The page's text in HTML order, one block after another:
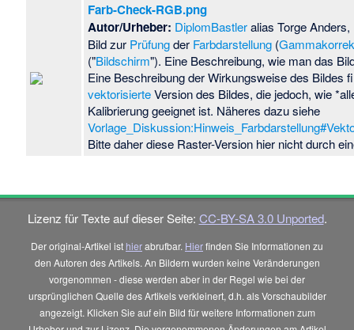
Farb-Check-RGB.png
Autor/Urheber: DiplomBastleralias Torge Anders,
Bild zur Prüfungder Farbdarstellung (
("Bildschirm"). Eine Beschreibung, wie man das
Eine Beschreibung der Wirkungsweise des Bildes
vektorisierteVersion des Bildes, die jedoch, wie
Kalibrierung geeignet ist. Näheres dazu siehe
Bitte daher diese Raster-Version hier nicht durch
Lizenz für Texte auf dieser Seite: CC-BY-SA 3.0 Unported.
Der original-Artikel ist hierabrufbar. Hierfinden Sie Informationen zu
den Autoren des Artikels. An Bildern wurden keine Veränderungen
vorgenommen - diese werden aber in der Regel wie bei der
ursprünglichen Quelle des Artikels verkleinert, d.h. als Vorschaubilder
angezeigt. Klicken Sie auf ein Bild für weitere Informationen zum